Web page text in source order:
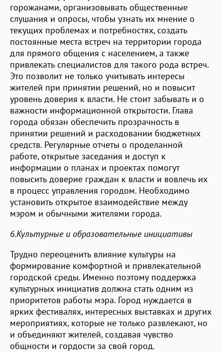
горожанами, организовывать общественные
слушания и опросы, чтобы узнать их мнение о
текущих проблемах и потребностях, создать
постоянные места встреч на территории города
для прямого общения с населением, а также
привлекать специалистов для такого рода встреч.
Это позволит не только учитывать интересы
жителей при принятии решений, но и повысит
уровень доверия к власти. Не стоит забывать и о
важности информационной открытости. Глава
города обязан обеспечить прозрачность в
принятии решений и расходовании бюджетных
средств. Регулярные отчеты о проделанной
работе, открытые заседания и доступ к
информации о планах и проектах помогут
повысить доверие граждан к власти и вовлечь их
в процесс управления городом. Необходимо
установить открытое взаимодействие между
мэром и обычными жителями города.
6.Культурные и образовательные инициативы
Трудно переоценить влияние культуры на
формирование комфортной и привлекательной
городской среды. Именно поэтому поддержка
культурных инициатив должна стать одним из
приоритетов работы мэра. Город нуждается в
ярких фестивалях, интересных выставках и других
мероприятиях, которые не только развлекают, но
и объединяют жителей, создавая чувство
общности и гордости за свой город.